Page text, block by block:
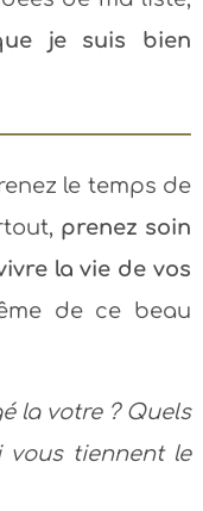
je suis bien
le temps de
prenez soin
la vie de vos
de ce beau
la votre ? Quels
vous tiennent le